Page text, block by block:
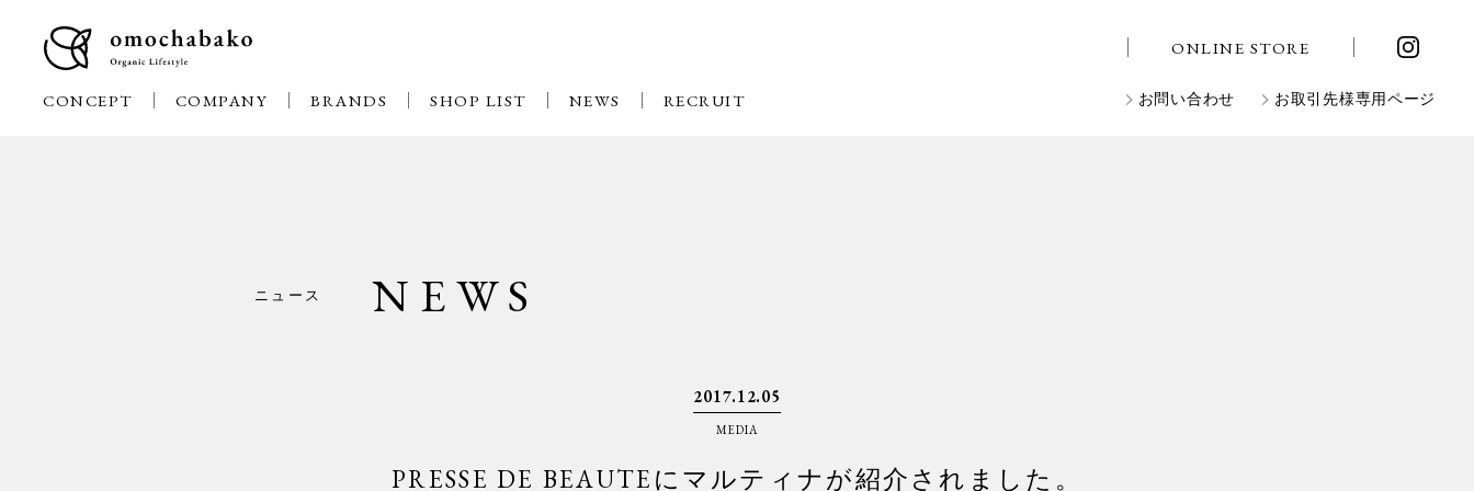
ONLINE STORE
お問い合わせ お取引先様専用ページ
CONCEPT COMPANY BRANDS SHOP LIST NEWS RECRUIT
ニュース NEWS
2017.12.05
MEDIA
PRESSE DE BEAUTEにマルティナが紹介されました。